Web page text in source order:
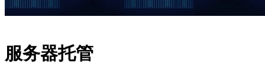
服务器托管